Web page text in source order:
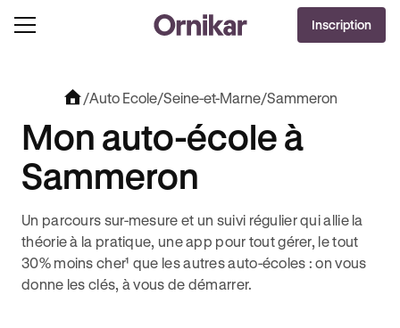
OFFRE EXCLUSIVE
OFFERTS AVEC REVOLUT + 3 MOIS DEEZER PREMIUM OFFERTS* !J'EN PROFITE !
Inscription
/Auto Ecole/Seine-et-Marne/Sammeron
Mon auto-école à
Sammeron
Un parcours sur-mesure et un suivi régulier qui allie la
théorie à la pratique, une app pour tout gérer, le tout
30% moins cher¹ que les autres auto-écoles : on vous
donne les clés, à vous de démarrer.